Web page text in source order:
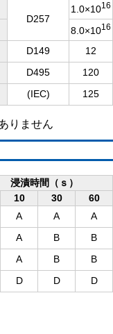
D257
1.0×1016
8.0×1016
D149
12
D495
120
(IEC) 125
りません
浸漬時間（ｓ）
10 30
60
A A
A
A B
B
A B
B
D D D